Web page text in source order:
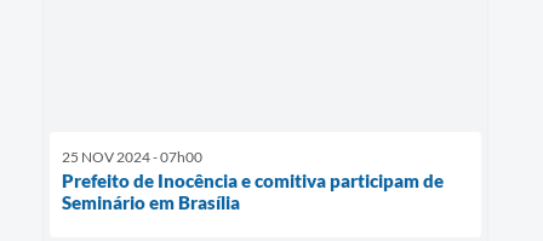
25 NOV 2024 - 07h00
Prefeito de Inocência e comitiva participam de
Seminário em Brasília